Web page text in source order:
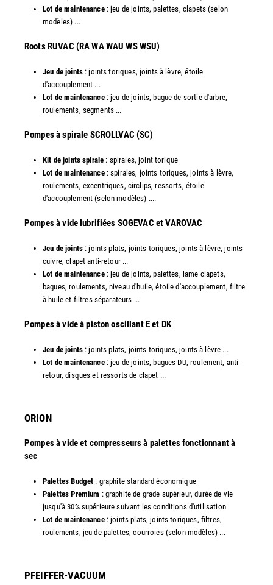
Lot de maintenance: jeu de joints, palettes, clapets (selon
modèles) ...
​Roots RUVAC (RA WA WAU WS WSU)
Jeu de joints: joints toriques, joints à lèvre, étoile
d'accouplement ...
Lot de maintenance : jeu de joints, bague de sortie d'arbre,
roulements, segments ...
​Pompes à spirale SCROLLVAC (SC)
Kit de joints spirale : spirales, joint torique
Lot de maintenance: spirales, joints toriques, joints à lèvre,
roulements, excentriques, circlips, ressorts, étoile
d'accouplement (selon modèles) ....
​Pompes à vide lubrifiées SOGEVAC et VAROVAC
Jeu de joints: joints plats, joints toriques, joints à lèvre, joints
cuivre, clapet anti-retour ...
Lot de maintenance: jeu de joints, palettes, lame clapets,
bagues, roulements, niveau d'huile, étoile d'accouplement, filtre
à huile et filtres séparateurs ...
​Pompes à vide à piston oscillant E et DK
Jeu de joints: joints plats, joints toriques, joints à lèvre ...
Lot de maintenance: jeu de joints, bagues DU, roulement, anti-
retour, disques et ressorts de clapet ...​
ORION
Pompes à vide et compresseurs à palettes fonctionnant à
sec
Palettes Budget : graphite standard économique
Palettes Premium : graphite de grade supérieur, durée de vie
jusqu'à 30% supérieure suivant les conditions d'utilisation
Lot de maintenance: joints plats, joints toriques, filtres,
roulements, jeu de palettes, courroies (selon modèles) ...​
PFEIFFER-VACUUM